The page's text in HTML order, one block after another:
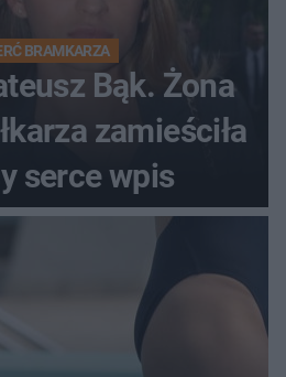
BRAMKARZA
Bąk. Żona
zamieściła
serce wpis